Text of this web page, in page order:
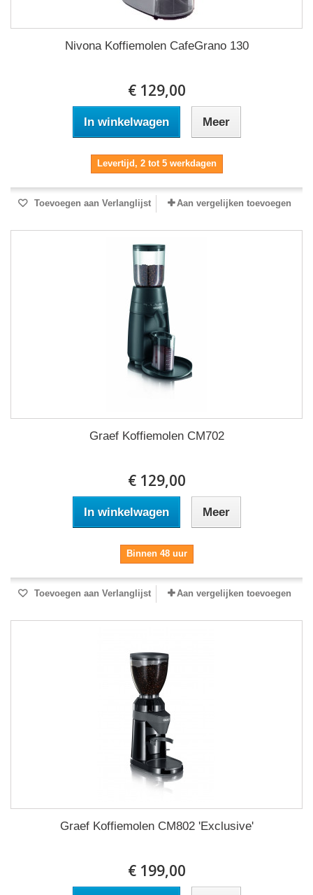
Nivona Koffiemolen CafeGrano 130
€ 129,00
In winkelwagen Meer
Levertijd, 2 tot 5 werkdagen
Toevoegen aan Verlanglijst Aan vergelijken toevoegen
Graef Koffiemolen CM702
€ 129,00
In winkelwagen Meer
Binnen 48 uur
Toevoegen aan Verlanglijst Aan vergelijken toevoegen
Graef Koffiemolen CM802 'Exclusive'
€ 199,00